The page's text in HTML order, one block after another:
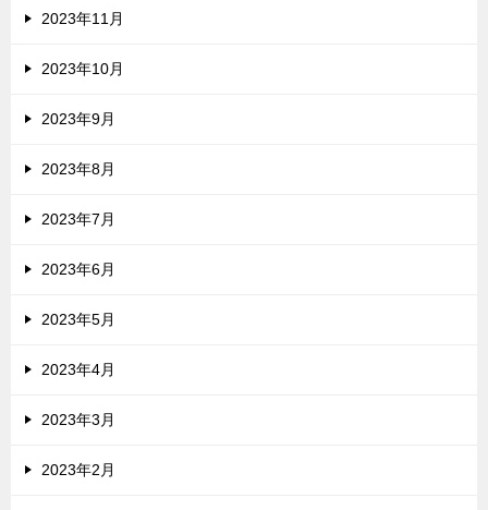
2023年11月
2023年10月
2023年9月
2023年8月
2023年7月
2023年6月
2023年5月
2023年4月
2023年3月
2023年2月